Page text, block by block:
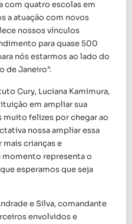
com quatro escolas em
a atuação com novos
nossos vínculos
para quase 500
nós estarmos ao lado do
de Janeiro”.
Cury, Luciana Kamimura,
em ampliar sua
muito felizes por chegar ao
nossa ampliar essa
mais crianças e
momento representa o
esperamos que seja
e Silva, comandante
envolvidos e